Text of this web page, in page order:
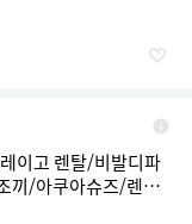
이고 렌탈/비발디파
끼/아쿠아슈즈/렌탈